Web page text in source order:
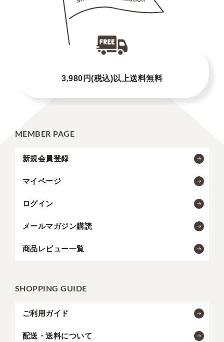
3,980円(税込)以上送料無料
MEMBER PAGE
新規会員登録
マイページ
ログイン
メールマガジン購読
商品レビュー一覧
SHOPPING GUIDE
ご利用ガイド
配送・送料について